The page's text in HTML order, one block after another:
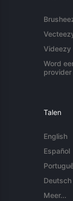
Videezy
Word
provider
Talen
English
Español
Deutsch
Meer...